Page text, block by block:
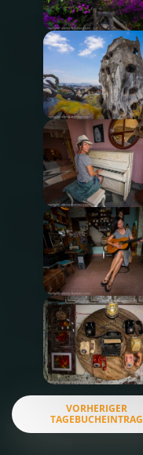
VORHERIGER
TAGEBUCHEINTRAG